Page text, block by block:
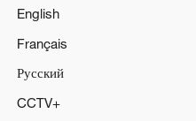
English
Français
Русский
CCTV+